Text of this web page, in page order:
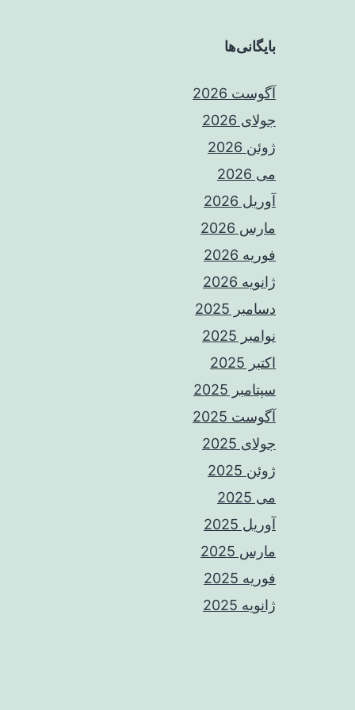
بایگانی‌ها
آگوست 2026
جولای 2026
ژوئن 2026
می 2026
آوریل 2026
مارس 2026
فوریه 2026
ژانویه 2026
دسامبر 2025
نوامبر 2025
اکتبر 2025
سپتامبر 2025
آگوست 2025
جولای 2025
ژوئن 2025
می 2025
آوریل 2025
مارس 2025
فوریه 2025
ژانویه 2025